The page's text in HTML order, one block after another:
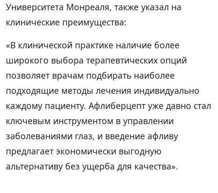
Университета Монреаля, также указал на
клинические преимущества:
«В клинической практике наличие более
широкого выбора терапевтических опций
позволяет врачам подбирать наиболее
подходящие методы лечения индивидуально
каждому пациенту. Афлиберцепт уже давно стал
ключевым инструментом в управлении
заболеваниями глаз, и введение афливу
предлагает экономически выгодную
альтернативу без ущерба для качества».